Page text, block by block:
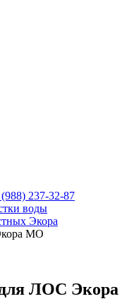
237-32-87
воды
Экора
МО
ЛОС Экора